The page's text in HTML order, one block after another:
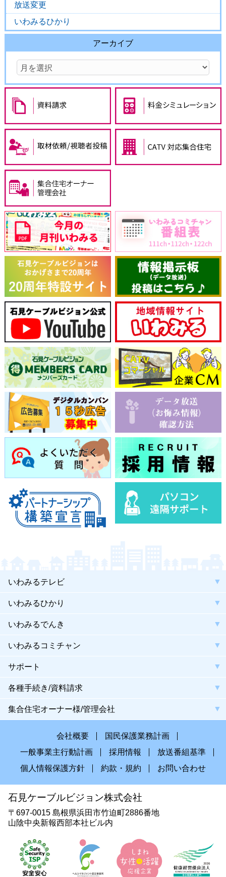
放送変更
いわみるひかり
アーカイブ
いわみるテレビ
いわみるひかり
いわみるでんき
いわみるコミチャン
サポート
各種手続き/資料請求
集合住宅オーナー様/管理会社
会社概要
国民保護業務計画
一般事業主行動計画
採用情報
放送番組基準
個人情報保護方針
約款・規約 お問い合わせ
石見ケーブルビジョン株式会社
〒697-0015 島根県浜田市竹迫町2886番地
山陰中央新報西部本社ビル内